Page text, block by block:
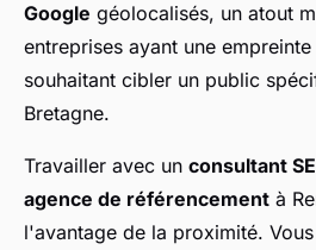
Google géolocalisés, un atout
entreprises ayant une
souhaitant cibler un public
Bretagne.
Travailler avec un consultant
agence de référencement à
l'avantage de la proximité.